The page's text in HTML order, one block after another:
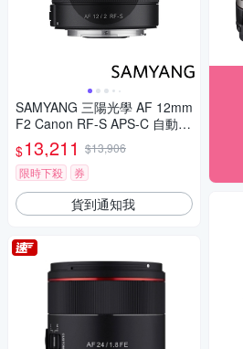
SAMYANG 三陽光學 AF 12mm
F2 Canon RF-S APS-C 自動對
焦鏡頭 公司貨
$13,211 $13,906
限時下殺
券
貨到通知我